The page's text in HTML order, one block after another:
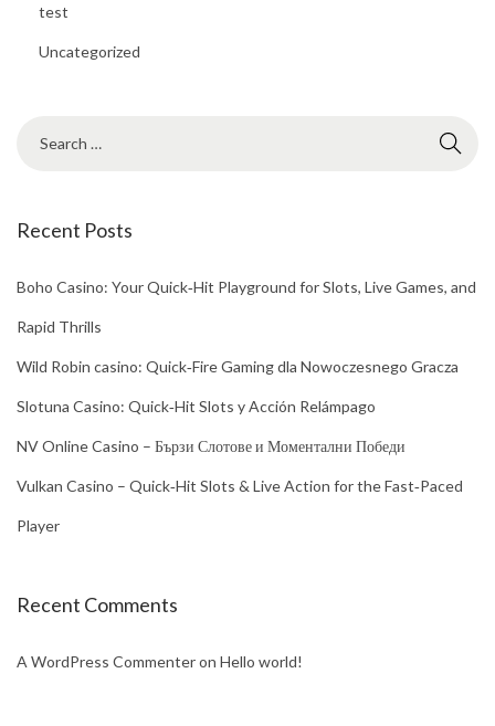
test
Uncategorized
Recent Posts
Boho Casino: Your Quick‑Hit Playground for Slots, Live Games, and
Rapid Thrills
Wild Robin casino: Quick‑Fire Gaming dla Nowoczesnego Gracza
Slotuna Casino: Quick‑Hit Slots y Acción Relámpago
NV Online Casino – Бързи Слотове и Моментални Победи
Vulkan Casino – Quick‑Hit Slots & Live Action for the Fast‑Paced
Player
Recent Comments
A WordPress Commenteron Hello world!